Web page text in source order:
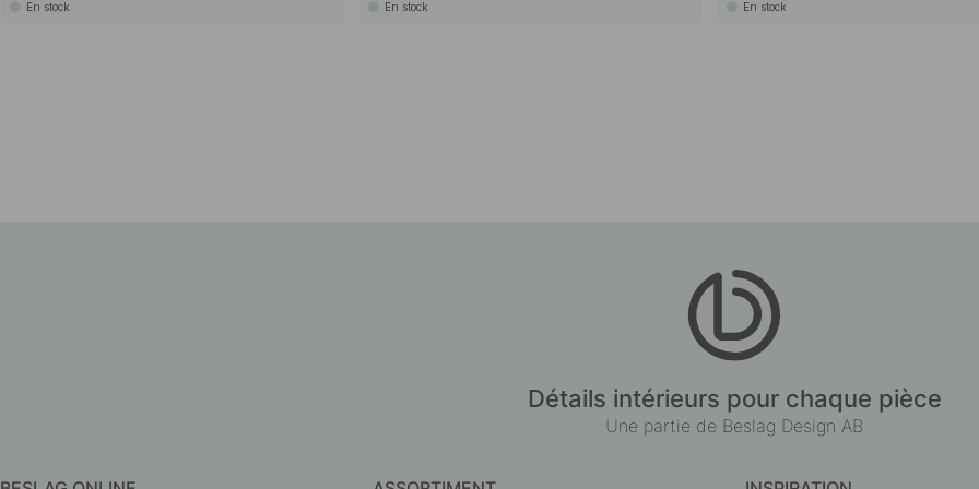
En stock En stock En stock
Détails intérieurs pour chaque pièce
Une partie de Beslag Design AB